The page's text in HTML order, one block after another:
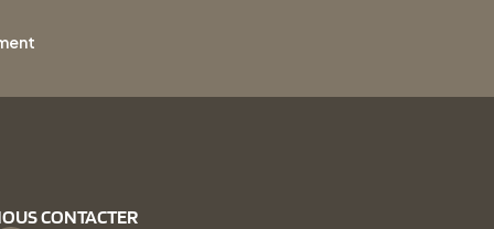
CONTACTER